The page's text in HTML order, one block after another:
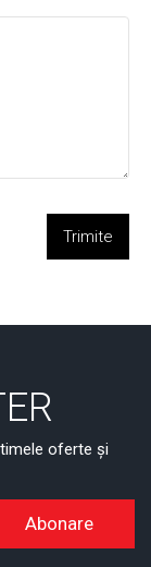
Trimite
oferte și
Abonare